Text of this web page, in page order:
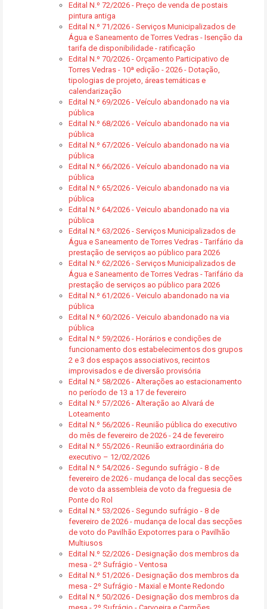
Edital N.º 72/2026 - Preço de venda de postais
pintura antiga
Edital N.º 71/2026 - Serviços Municipalizados de
Água e Saneamento de Torres Vedras - Isenção da
tarifa de disponibilidade - ratificação
Edital N.º 70/2026 - Orçamento Participativo de
Torres Vedras - 10ª edição - 2026 - Dotação,
tipologias de projeto, áreas temáticas e
calendarização
Edital N.º 69/2026 - Veículo abandonado na via
pública
Edital N.º 68/2026 - Veículo abandonado na via
pública
Edital N.º 67/2026 - Veículo abandonado na via
pública
Edital N.º 66/2026 - Veículo abandonado na via
pública
Edital N.º 65/2026 - Veiculo abandonado na via
pública
Edital N.º 64/2026 - Veiculo abandonado na via
pública
Edital N.º 63/2026 - Serviços Municipalizados de
Água e Saneamento de Torres Vedras - Tarifário da
prestação de serviços ao público para 2026
Edital N.º 62/2026 - Serviços Municipalizados de
Água e Saneamento de Torres Vedras - Tarifário da
prestação de serviços ao público para 2026
Edital N.º 61/2026 - Veiculo abandonado na via
pública
Edital N.º 60/2026 - Veiculo abandonado na via
pública
Edital N.º 59/2026 - Horários e condições de
funcionamento dos estabelecimentos dos grupos
2 e 3 dos espaços associativos, recintos
improvisados e de diversão provisória
Edital N.º 58/2026 - Alterações ao estacionamento
no período de 13 a 17 de fevereiro
Edital N.º 57/2026 - Alteração ao Alvará de
Loteamento
Edital N.º 56/2026 - Reunião pública do executivo
do mês de fevereiro de 2026 - 24 de fevereiro
Edital N.º 55/2026 - Reunião extraordinária do
executivo – 12/02/2026
Edital N.º 54/2026 - Segundo sufrágio - 8 de
fevereiro de 2026 - mudança de local das secções
de voto da assembleia de voto da freguesia de
Ponte do Rol
Edital N.º 53/2026 - Segundo sufrágio - 8 de
fevereiro de 2026 - mudança de local das secções
de voto do Pavilhão Expotorres para o Pavilhão
Multiusos
Edital N.º 52/2026 - Designação dos membros da
mesa - 2º Sufrágio - Ventosa
Edital N.º 51/2026 - Designação dos membros da
mesa - 2º Sufrágio - Maxial e Monte Redondo
Edital N.º 50/2026 - Designação dos membros da